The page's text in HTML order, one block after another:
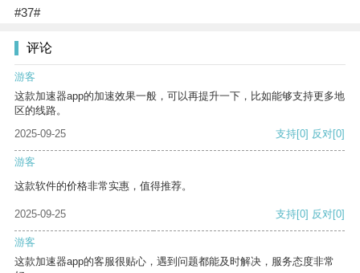
#37#
评论
游客
这款加速器app的加速效果一般，可以再提升一下，比如能够支持更多地
区的线路。
2025-09-25
支持[0] 反对[0]
游客
这款软件的价格非常实惠，值得推荐。
2025-09-25 支持[0] 反对[0]
游客
这款加速器app的客服很贴心，遇到问题都能及时解决，服务态度非常